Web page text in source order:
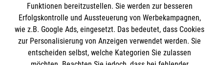
Impressum
Datenschutz
Kontakt
Barrierefreiheit
Die Malteser
Funktionen bereitzustellen. Sie werden zur besseren
Erfolgskontrolle und Aussteuerung von Werbekampagnen,
wie z.B. Google Ads, eingesetzt. Das bedeutet, dass Cookies
zur Personalisierung von Anzeigen verwendet werden. Sie
entscheiden selbst, welche Kategorien Sie zulassen